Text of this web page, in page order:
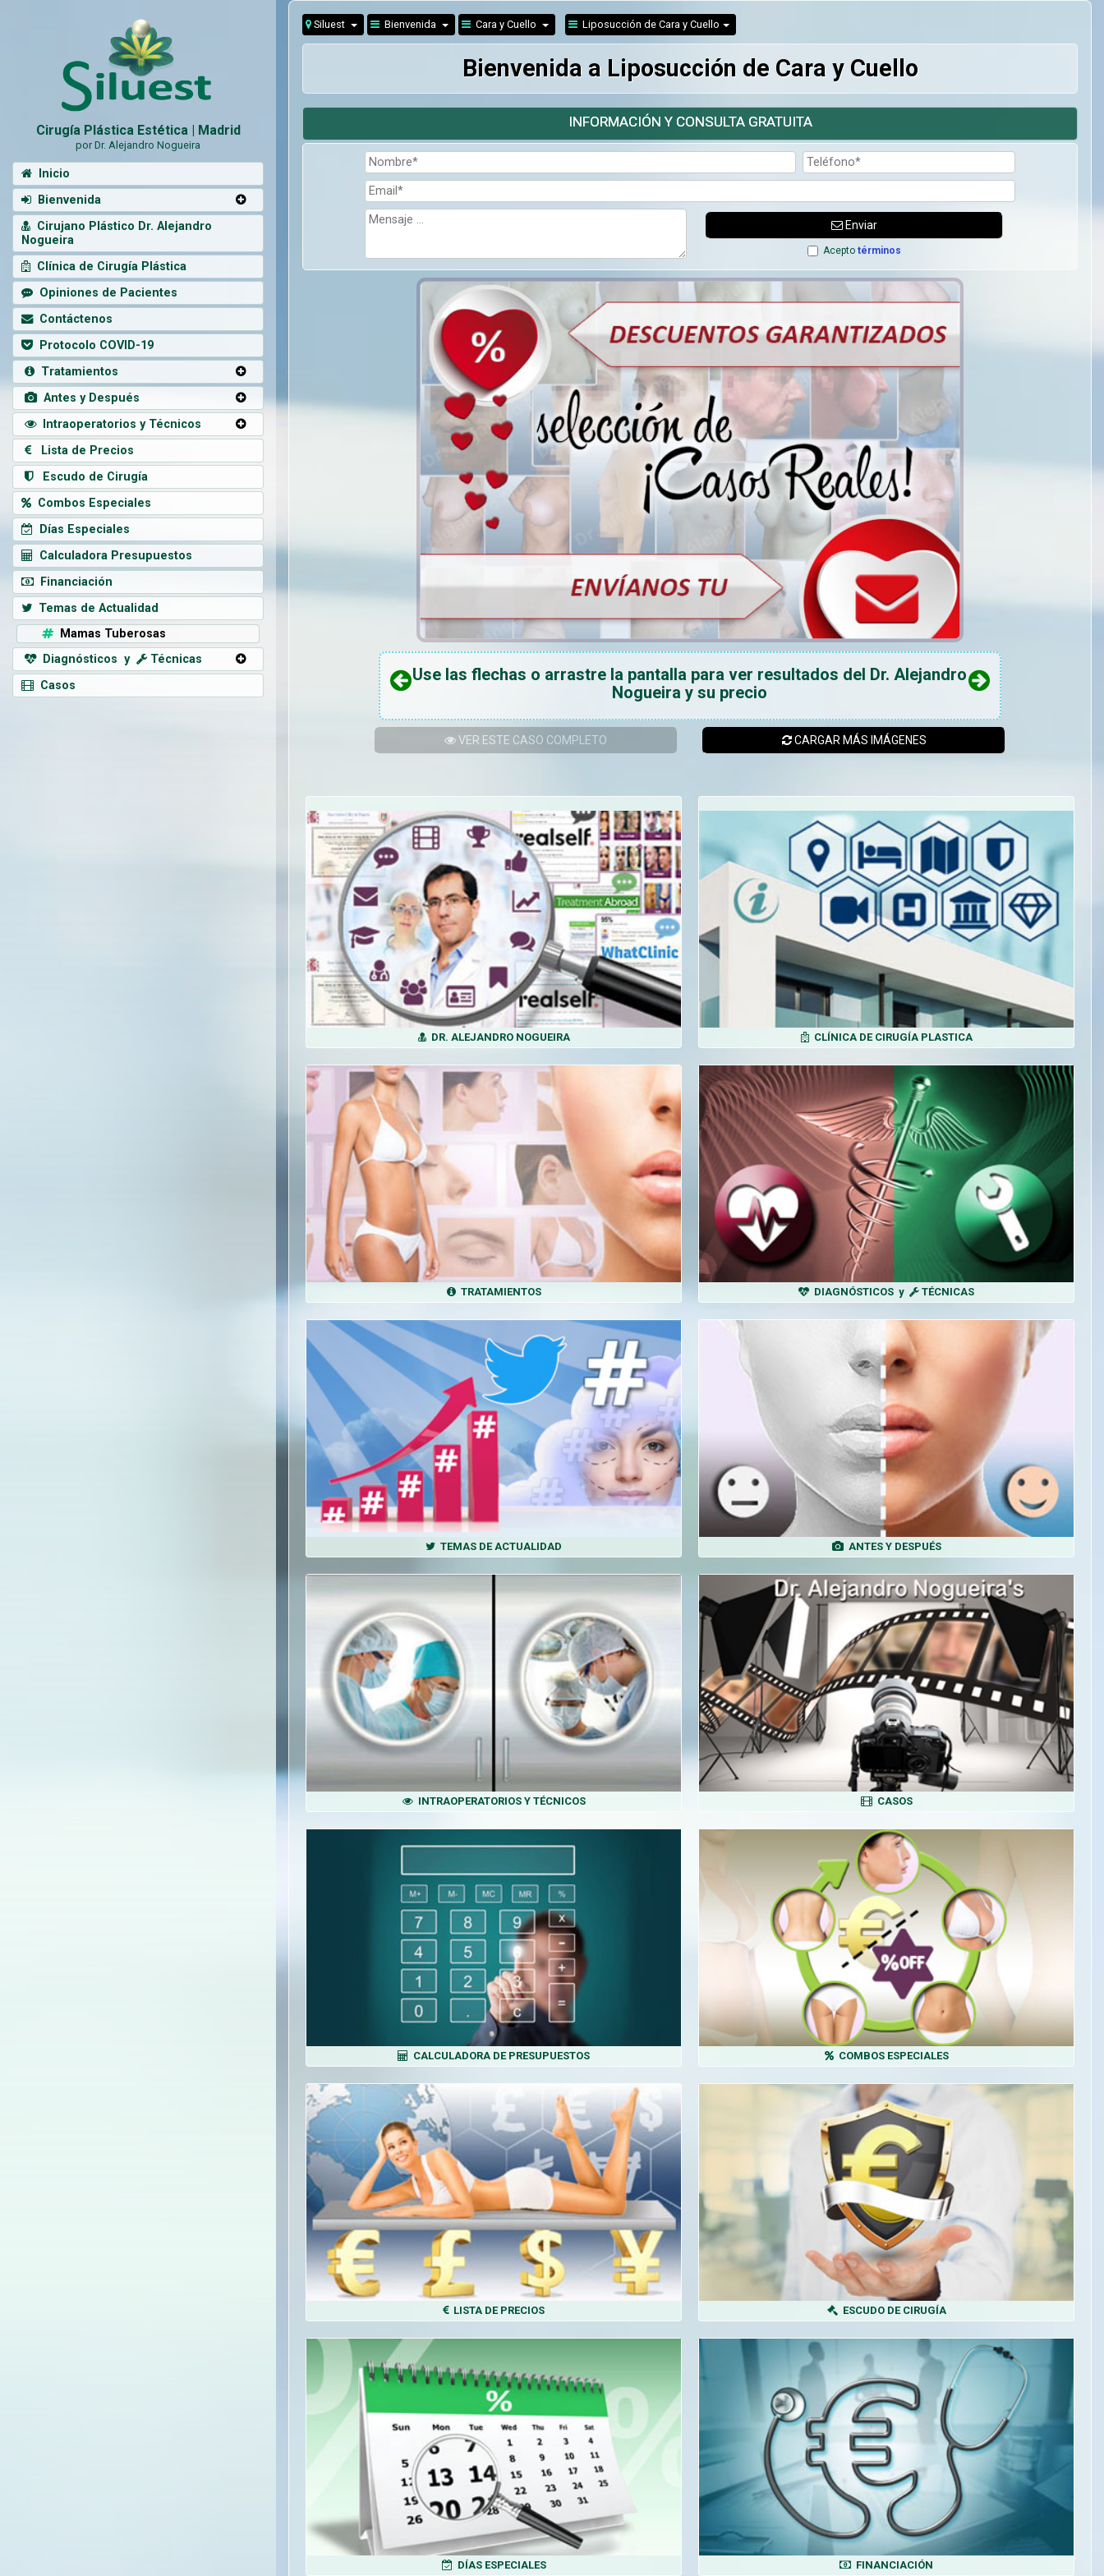
Siluest Bienvenida Cara y Cuello Liposucción de Cara y Cuello
Bienvenida a Liposucción de Cara y Cuello
INFORMACIÓN Y CONSULTA GRATUITA
Enviar
Acepto términos
Use las flechas o arrastre la pantalla para ver resultados del Dr. Alejandro
Nogueira y su precio
VER ESTE CASO COMPLETO CARGAR MÁS IMÁGENES
DR. ALEJANDRO NOGUEIRA CLÍNICA DE CIRUGÍA PLASTICA
TRATAMIENTOS DIAGNÓSTICOS y TÉCNICAS
TEMAS DE ACTUALIDAD ANTES Y DESPUÉS
INTRAOPERATORIOS Y TÉCNICOS CASOS
CALCULADORA DE PRESUPUESTOS COMBOS ESPECIALES
LISTA DE PRECIOS ESCUDO DE CIRUGÍA
DÍAS ESPECIALES FINANCIACIÓN
Cirugía Plástica Estética | Madrid
por Dr. Alejandro Nogueira
Inicio
Bienvenida
Cirujano Plástico Dr. Alejandro
Nogueira
Clínica de Cirugía Plástica
Opiniones de Pacientes
Contáctenos
Protocolo COVID-19
Tratamientos
Antes y Después
Intraoperatorios y Técnicos
Lista de Precios
Escudo de Cirugía
Combos Especiales
Días Especiales
Calculadora Presupuestos
Financiación
Temas de Actualidad
Mamas Tuberosas
Diagnósticos y
Técnicas
Casos